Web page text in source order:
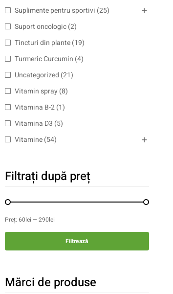
Suplimente pentru sportivi (25)
Suport oncologic (2)
Tincturi din plante (19)
Turmeric Curcumin (4)
Uncategorized (21)
Vitamin spray (8)
Vitamina B-2 (1)
Vitamina D3 (5)
Vitamine (54)
Filtrați după preț
Filtrează
Preț: 60lei —290lei
Mărci de produse